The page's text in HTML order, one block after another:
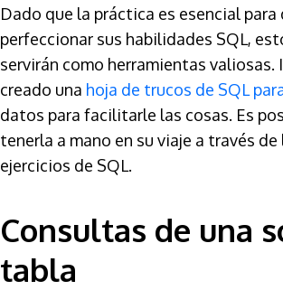
Dado que la práctica es esencial para
perfeccionar sus habilidades SQL,
servirán como herramientas valiosas.
creado una hoja de trucos de SQL
datos para facilitarle las cosas. Es
tenerla a mano en su viaje a través
ejercicios de SQL.
Consultas de una
tabla